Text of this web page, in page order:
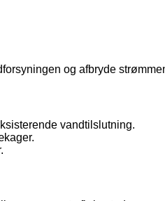
og afbryde
vandtilslutning.